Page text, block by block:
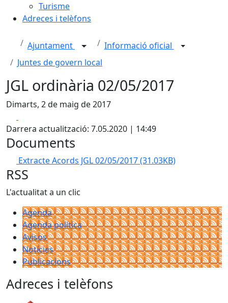
Turisme
Adreces i telèfons
Ajuntament
Informació oficial
Juntes de govern local
JGL ordinària 02/05/2017
Dimarts, 2 de maig de 2017
Darrera actualització: 7.05.2020 | 14:49
Documents
Extracte Acords JGL 02/05/2017(31.03KB)
RSS
L'actualitat a un clic
Agenda
Agenda política
Avisos
Notícies
Publicacions
Adreces i telèfons